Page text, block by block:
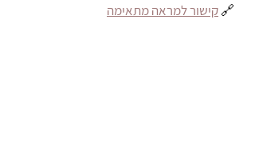
🔗 קישור למראה מתאימה